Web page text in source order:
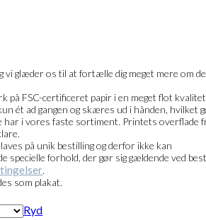
vi glæder os til at fortælle dig meget mere om
på FSC-certificeret papir i en meget flot kvalitet
ét ad gangen og skæres ud i hånden, hvilket
har i vores faste sortiment. Printets overflade
på unik bestilling og derfor ikke kan
forhold, der gør sig gældende ved
.
som plakat.
Ryd